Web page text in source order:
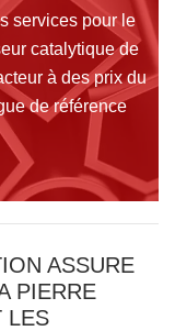
services pour le
catalytique de
à des prix du
de référence
ASSURE
PIERRE
LES